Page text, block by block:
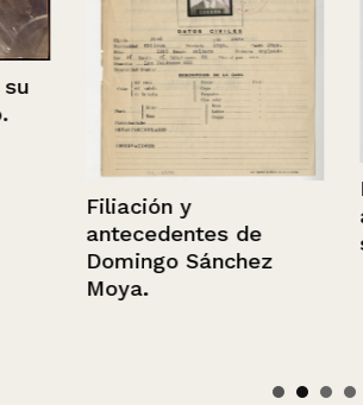
Filiación y
antecedentes de
Domingo Sánchez
Moya.